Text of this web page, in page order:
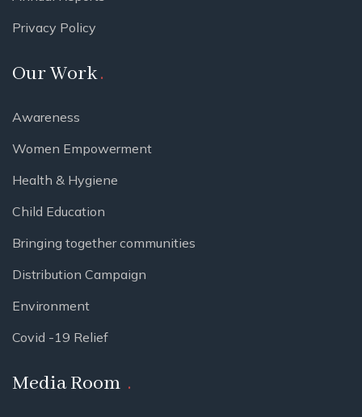
Privacy Policy
Our Work
Awareness
Women Empowerment
Health & Hygiene
Child Education
Bringing together communities
Distribution Campaign
Environment
Covid -19 Relief
Media Room